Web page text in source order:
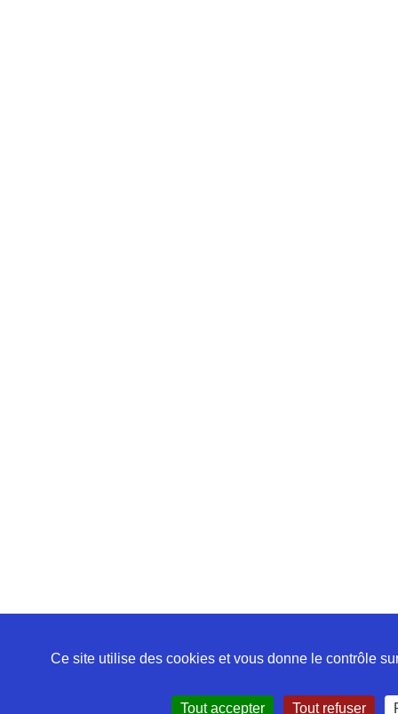
Ce site utilise des cookies et vous donne le contrôle
Tout accepter Tout refuser